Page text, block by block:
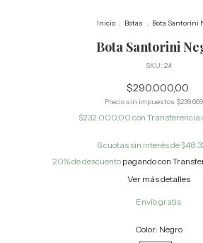
Inicio . Botas . Bota Santorini
Bota Santorini
SKU: 24
$290.000,00
Precio sin impuestos
$232.000,00 con Transferencia
6cuotas sin interés de
20% de descuento pagando con
Ver más detalles
Envío gratis
Color: Negro